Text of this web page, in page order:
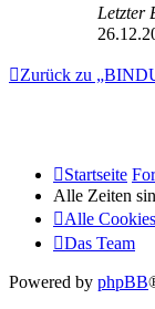
Letzter
Zurück zu
Startseite
Alle Zeiten
Alle
Das Team
Powered by phpBB